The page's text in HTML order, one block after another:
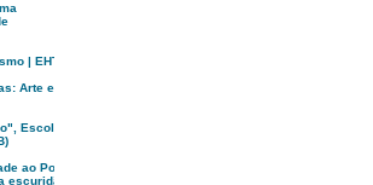
| EHTC
Arte e
Escola
ao Poder
escuridão"